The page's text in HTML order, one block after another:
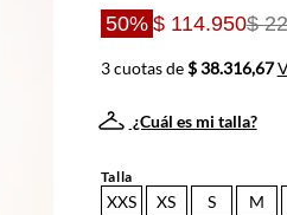
50% $ 114.950$
3 cuotas de$ 38.316,67
¿Cuál es mi talla?
Talla
XXS XS S M